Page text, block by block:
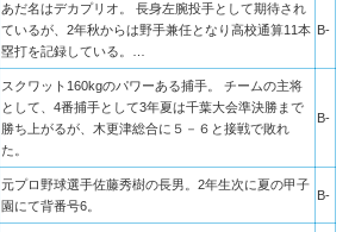
あだ名はデカプリオ。 長身左腕投手として期待され
ているが、2年秋からは野手兼任となり高校通算11本
塁打を記録している。…
B-
スクワット160kgのパワーある捕手。 チームの主将
として、4番捕手として3年夏は千葉大会準決勝まで
勝ち上がるが、木更津総合に５－６と接戦で敗れ
た。
B-
元プロ野球選手佐藤秀樹の長男。2年生次に夏の甲子
園にて背番号6。
B-